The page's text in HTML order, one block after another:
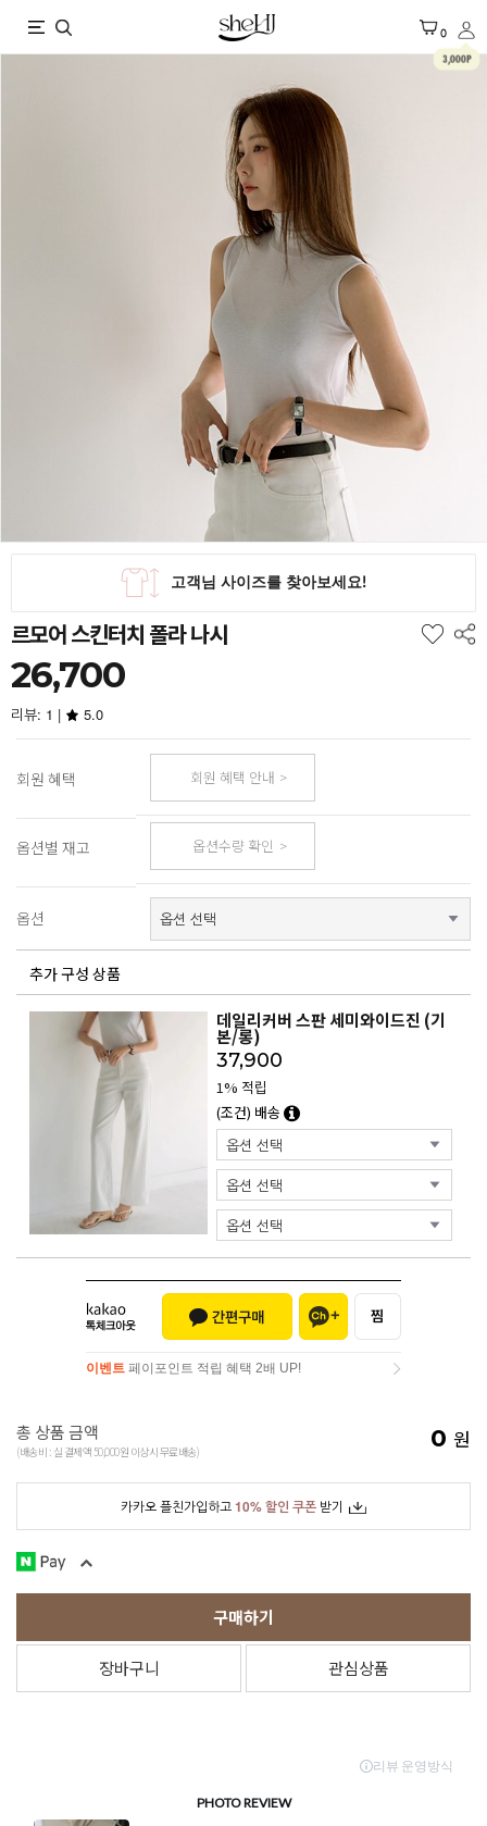
X 0
3,000P
르모어 스킨터치 폴라 나시
26,700
리뷰: 1 | 5.0
회원 혜택 회원 혜택 안내
옵션별 재고 옵션수량 확인
옵션
추가 구성 상품
데일리커버 스판 세미와이드진 (기
본/롱)
37,900
1% 적립
(조건) 배송
이벤트 페이포인트 적립 혜택 2배 UP!
총 상품 금액
(배송비 : 실 결제액 50,000원 이상시 무료배송) 0 원
카카오 플친가입하고10% 할인 쿠폰 받기
구매하기
장바구니 관심상품